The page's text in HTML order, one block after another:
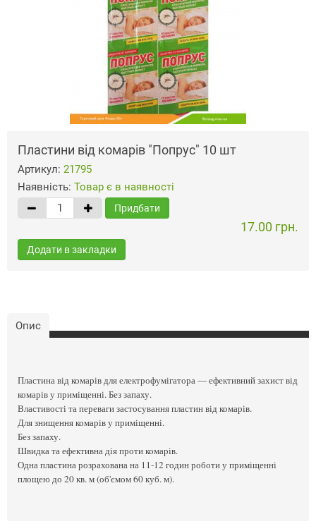
Пластини від комарів "Попрус" 10 шт
Артикул: 21795
Наявність: Товар є в наявності
Придбати
17.00 грн.
Додати в закладки
Опис
Пластина від комарів для електрофумігатора — ефективний захист від
комарів у приміщенні. Без запаху.
Властивості та переваги застосування пластин від комарів.
Для знищення комарів у приміщенні.
Без запаху.
Швидка та ефективна дія проти комарів.
Одна пластина розрахована на 11-12 годин роботи у приміщенні
площею до 20 кв. м (об'ємом 60 куб. м).